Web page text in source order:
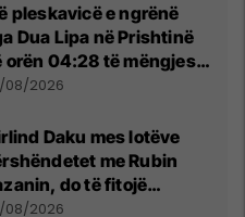
pleskavicë e ngrënë
Dua Lipa në Prishtinë
orën 04:28 të mëngjesit
bota digjitale serbe
08/2026
Daku mes lotëve
me Rubin
do të fitojë
te Spartak Moska
08/2026